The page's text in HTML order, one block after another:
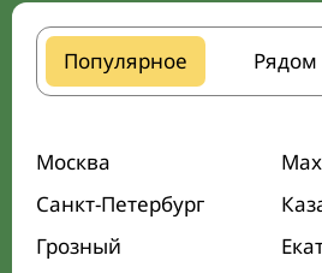
Популярное Рядом
Москва
Санкт-Петербург
Грозный